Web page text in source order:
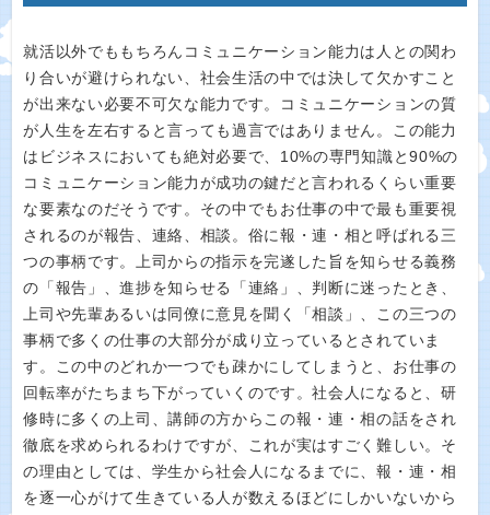
就活以外でももちろんコミュニケーション能力は人との関わ
り合いが避けられない、社会生活の中では決して欠かすこと
が出来ない必要不可欠な能力です。コミュニケーションの質
が人生を左右すると言っても過言ではありません。この能力
はビジネスにおいても絶対必要で、10%の専門知識と90%の
コミュニケーション能力が成功の鍵だと言われるくらい重要
な要素なのだそうです。その中でもお仕事の中で最も重要視
されるのが報告、連絡、相談。俗に報・連・相と呼ばれる三
つの事柄です。上司からの指示を完遂した旨を知らせる義務
の「報告」、進捗を知らせる「連絡」、判断に迷ったとき、
上司や先輩あるいは同僚に意見を聞く「相談」、この三つの
事柄で多くの仕事の大部分が成り立っているとされていま
す。この中のどれか一つでも疎かにしてしまうと、お仕事の
回転率がたちまち下がっていくのです。社会人になると、研
修時に多くの上司、講師の方からこの報・連・相の話をされ
徹底を求められるわけですが、これが実はすごく難しい。そ
の理由としては、学生から社会人になるまでに、報・連・相
を逐一心がけて生きている人が数えるほどにしかいないから